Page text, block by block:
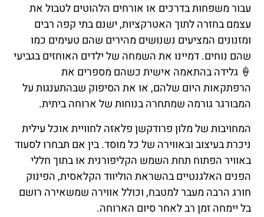
עבור משפחות בדרכים או אורחים הלהוטים לטבול את
עצמם בחזרה לתוך האטרקציות, ישנם בתי קפה רבים
ומזנונים המציעים נשנושים מהירים שהם טעימים כמו
שהם נוחים. דמיינו את השמחה של ילדים האוחזים בגביעי
🍦 גלידה בהתאמה אישית כשהם מספרים את
הרפתקאות היום שלהם, או את הסיפוק שבהתענגות על
המבורגר גורמה שמתחרה בנוחות של ארוחה ביתית.
המחויבות של מלון פרודקשן פלאזה לחוויית אוכל עילית
ניכרת בעיצוב ובאווירה של כל מוסד. בין אם תבחרו לסעוד
באוויר הפתוח תחת השמש הקליפורנית או בתוך חללי
הפנים האלגנטיים בהשראת הוליווד הקלאסית, הפינוק
חורג הרבה מעבר למטבח, וכולל אווירה שמשאירה רושם
בל יימחה זמן רב לאחר סיום הארוחה.